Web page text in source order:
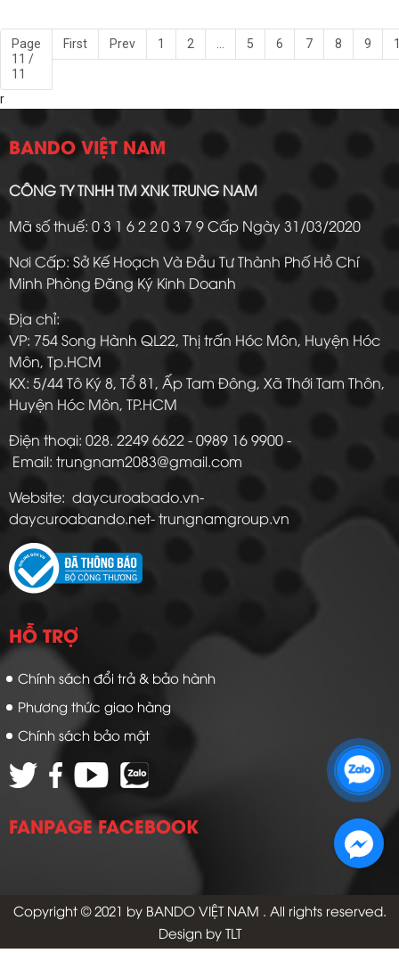
Page
11 /
11
First Prev 1 2 5 6 7 8 9
r
BANDO VIỆT NAM
CÔNG TY TNHH TM XNK TRUNG NAM
Mã số thuế: 0 3 1 6 2 2 0 3 7 9 Cấp Ngày 31/03/2020
Nơi Cấp: Sở Kế Hoạch Và Đầu Tư Thành Phố Hồ Chí
Minh Phòng Đăng Ký Kinh Doanh
Địa chỉ:
VP: 754 Song Hành QL22, Thị trấn Hóc Môn, Huyện Hóc
Môn, Tp.HCM
KX: 5/44 Tô Ký 8, Tổ 81, Ấp Tam Đông, Xã Thới Tam Thôn,
Huyện Hóc Môn, TP.HCM
Điện thoại: 028. 2249 6622 - 0989 16 9900 -
Email: trungnam2083@gmail.com
Website: daycuroabado.vn-
daycuroabando.net- trungnamgroup.vn
HỖ TRỢ
Chính sách đổi trả & bảo hành
Phương thức giao hàng
Chính sách bảo mật
FANPAGE FACEBOOK
Copyright © 2021 by BANDO VIỆT NAM . All rights reserved.
Design by TLT
Zalo 2: 0972 14 9900